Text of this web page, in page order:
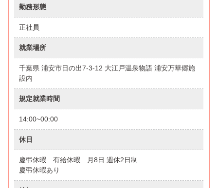
勤務形態
正社員
就業場所
千葉県 浦安市日の出7-3-12 大江戸温泉物語 浦安万華郷施
設内
規定就業時間
14:00~00:00
休日
慶弔休暇 有給休暇 月8日 週休2日制
慶弔休暇あり